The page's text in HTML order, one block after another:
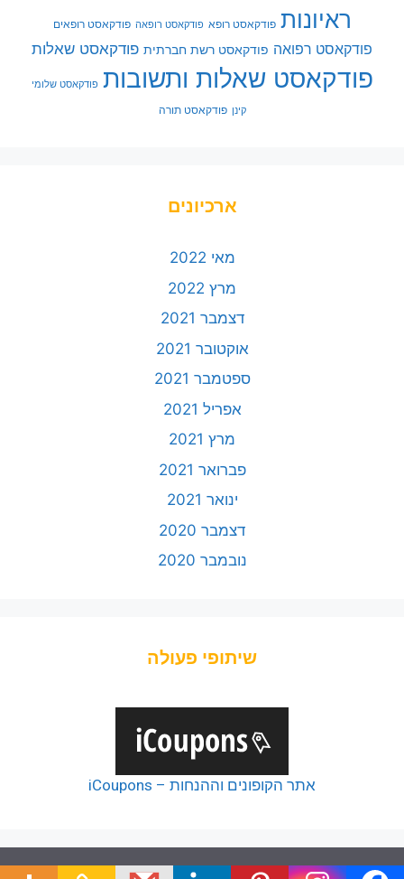
ראיונות פודקאסט רופא פודקאסט רופאה פודקאסט רופאים
פודקאסט רפואה פודקאסט רשת חברתית פודקאסט שאלות
פודקאסט שאלות ותשובות פודקאסט שלומי
קינן פודקאסט תורה
ארכיונים
מאי 2022
מרץ 2022
דצמבר 2021
אוקטובר 2021
ספטמבר 2021
אפריל 2021
מרץ 2021
פברואר 2021
ינואר 2021
דצמבר 2020
נובמבר 2020
שיתופי פעולה
אתר הקופונים וההנחות – iCoupons
© 2026 כל הזכויות של כלל הפודקאסטים שמורות ליוצריהם,